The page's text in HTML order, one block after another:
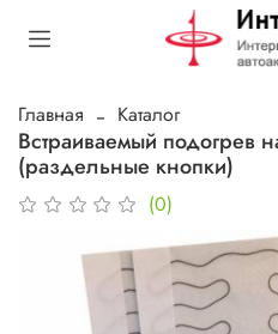
Главная Каталог
Встраиваемый подогрев
(раздельные кнопки)
(0)